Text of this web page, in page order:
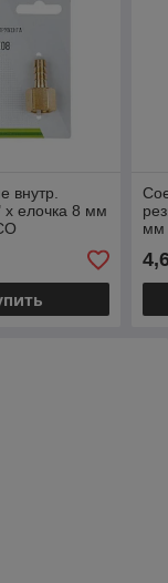
внутр.
х елочка 8 мм
мм